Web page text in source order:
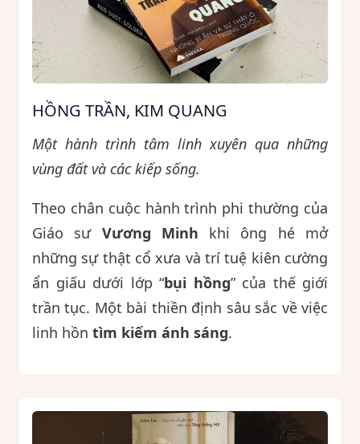
HỒNG TRẦN, KIM QUANG
Một hành trình tâm linh xuyên qua những
vùng đất và các kiếp sống.
Theo chân cuộc hành trình phi thường của
Giáo sư Vương Minh khi ông hé mở
những sự thật cổ xưa và trí tuệ kiên cường
ẩn giấu dưới lớp “bụi hồng” của thế giới
trần tục. Một bài thiền định sâu sắc về việc
linh hồn tìm kiếm ánh sáng.